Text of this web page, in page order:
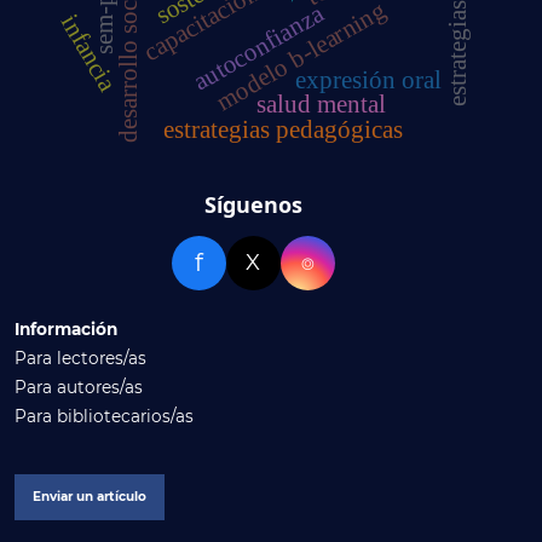
modelo b-learning
capacitación
expresión oral
autoconfianza
estrategias pedagógicas
salud mental
infancia
Síguenos
f X ⌾
Información
Para lectores/as
Para autores/as
Para bibliotecarios/as
Enviar un artículo